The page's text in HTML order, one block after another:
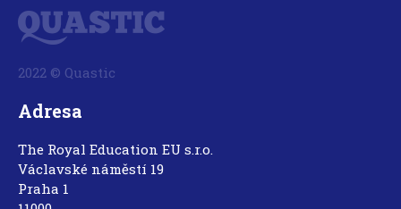
2022 © Quastic
Adresa
The Royal Education EU s.r.o.
Václavské náměstí 19
Praha 1